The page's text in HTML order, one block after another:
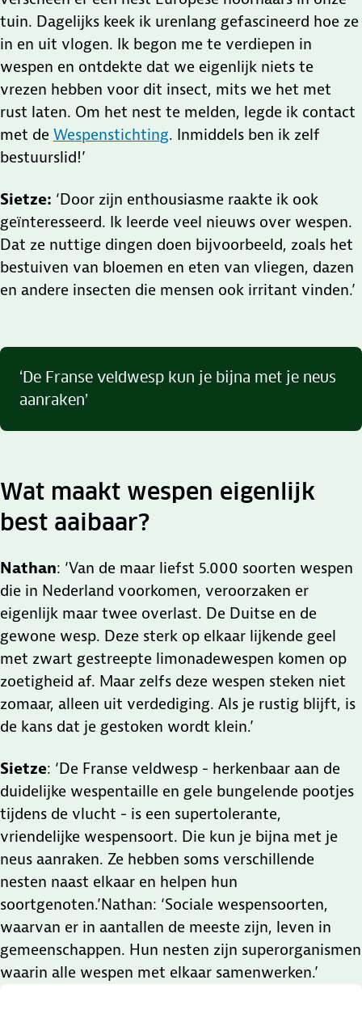
tuin. Dagelijks keek ik urenlang gefascineerd hoe ze
in en uit vlogen. Ik begon me te verdiepen in
wespen en ontdekte dat we eigenlijk niets te
vrezen hebben voor dit insect, mits we het met
rust laten. Om het nest te melden, legde ik contact
met de Wespenstichting. Inmiddels ben ik zelf
bestuurslid!’
Sietze: ‘Door zijn enthousiasme raakte ik ook
geïnteresseerd. Ik leerde veel nieuws over wespen.
Dat ze nuttige dingen doen bijvoorbeeld, zoals het
bestuiven van bloemen en eten van vliegen, dazen
en andere insecten die mensen ook irritant vinden.’
‘De Franse veldwesp kun je bijna met je neus
aanraken’
Wat maakt wespen eigenlijk
best aaibaar?
Nathan: ‘Van de maar liefst 5.000 soorten wespen
die in Nederland voorkomen, veroorzaken er
eigenlijk maar twee overlast. De Duitse en de
gewone wesp. Deze sterk op elkaar lijkende geel
met zwart gestreepte limonadewespen komen op
zoetigheid af. Maar zelfs deze wespen steken niet
zomaar, alleen uit verdediging. Als je rustig blijft, is
de kans dat je gestoken wordt klein.’
Sietze: ‘De Franse veldwesp - herkenbaar aan de
duidelijke wespentaille en gele bungelende pootjes
tijdens de vlucht - is een supertolerante,
vriendelijke wespensoort. Die kun je bijna met je
neus aanraken. Ze hebben soms verschillende
nesten naast elkaar en helpen hun
soortgenoten.’Nathan: ‘Sociale wespensoorten,
waarvan er in aantallen de meeste zijn, leven in
gemeenschappen. Hun nesten zijn superorganismen
waarin alle wespen met elkaar samenwerken.’